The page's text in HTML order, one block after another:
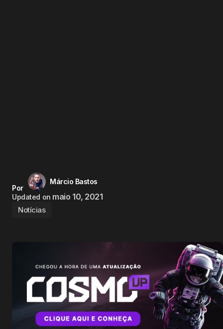
Por
Márcio Bastos
Updated on maio 10, 2021
Notícias